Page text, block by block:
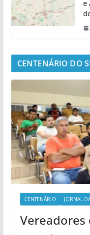
e
CENTENÁRIO DO
CENTENÁRIO JORNAL
Vereadores